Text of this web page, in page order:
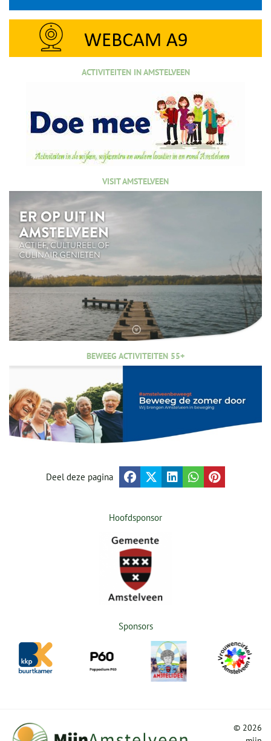
ACTIVITEITEN IN AMSTELVEEN
VISIT AMSTELVEEN
BEWEEG ACTIVITEITEN 55+
Deel deze pagina
Hoofdsponsor
Sponsors
© 2026